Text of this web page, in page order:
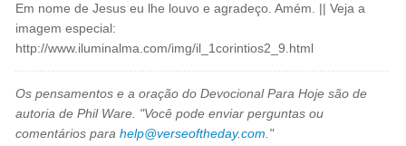
Em nome de Jesus eu lhe louvo e agradeço. Amém. || Veja a
imagem especial:
http://www.iluminalma.com/img/il_1corintios2_9.html
Os pensamentos e a oração do Devocional Para Hoje são de
autoria de Phil Ware. "Você pode enviar perguntas ou
comentários parahelp@verseoftheday.com ."